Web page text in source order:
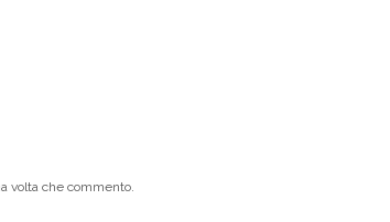
volta che commento.